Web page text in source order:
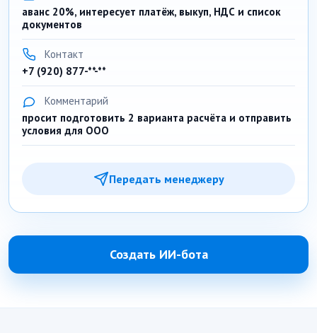
аванс 20%, интересует платёж, выкуп, НДС и список
документов
Контакт
+7 (920) 877-**-**
Комментарий
просит подготовить 2 варианта расчёта и отправить
условия для ООО
Передать менеджеру
Создать ИИ-бота